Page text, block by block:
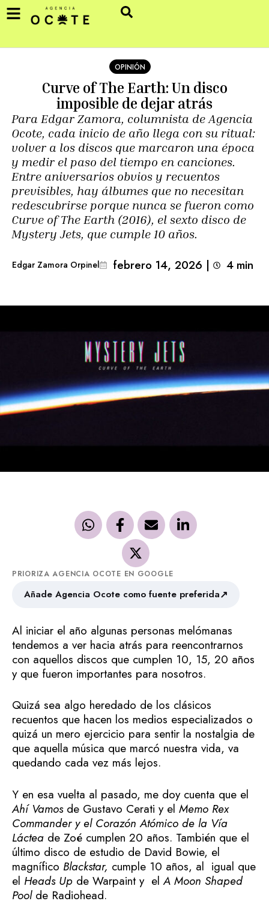
OPINIÓN
Curve of The Earth: Un disco
imposible de dejar atrás
Para Edgar Zamora, columnista de Agencia
Ocote, cada inicio de año llega con su ritual:
volver a los discos que marcaron una época
y medir el paso del tiempo en canciones.
Entre aniversarios obvios y recuentos
previsibles, hay álbumes que no necesitan
redescubrirse porque nunca se fueron como
Curve of The Earth (2016), el sexto disco de
Mystery Jets, que cumple 10 años.
Edgar Zamora Orpinel febrero 14, 2026 | 4 min
PRIORIZA AGENCIA OCOTE EN GOOGLE
Añade Agencia Ocote como fuente preferida↗
Al iniciar el año algunas personas melómanas
tendemos a ver hacia atrás para reencontrarnos
con aquellos discos que cumplen 10, 15, 20 años
y que fueron importantes para nosotros.
Quizá sea algo heredado de los clásicos
recuentos que hacen los medios especializados o
quizá un mero ejercicio para sentir la nostalgia de
que aquella música que marcó nuestra vida, va
quedando cada vez más lejos.
Y en esa vuelta al pasado, me doy cuenta que el
Ahí Vamos de Gustavo Cerati y el Memo Rex
Commander y el Corazón Atómico de la Vía
Láctea de Zoé cumplen 20 años. También que el
último disco de estudio de David Bowie, el
magnífico Blackstar, cumple 10 años, al igual que
el Heads Up de Warpaint y elA Moon Shaped
Pool de Radiohead.